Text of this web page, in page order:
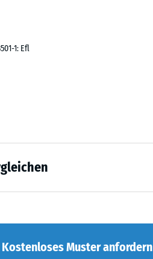
1: Efl
Kostenloses Muster anfordern